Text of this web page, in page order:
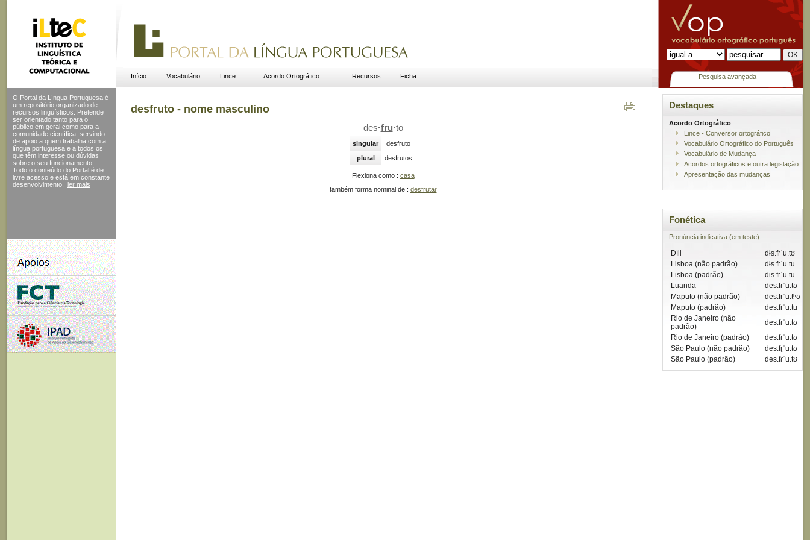
Início Vocabulário Lince Acordo Ortográfico Recursos Ficha Pesquisa avançada
O Portal da Língua Portuguesa é
um repositório organizado de
recursos linguísticos. Pretende
ser orientado tanto para o
público em geral como para a
comunidade científica, servindo
de apoio a quem trabalha com a
língua portuguesa e a todos os
que têm interesse ou dúvidas
sobre o seu funcionamento.
Todo o conteúdo do Portal é de
livre acesso e está em constante
desenvolvimento.
ler mais
desfruto - nome masculino
des·fru·to
singular
desfruto
plural
desfrutos
Flexiona como : casa
também forma nominal de : desfrutar
Destaques
Acordo Ortográfico
Lince - Conversor ortográfico
Vocabulário Ortográfico do Português
Vocabulário de Mudança
Acordos ortográficos e outra legislação
Apresentação das mudanças
Fonética
Pronúncia indicativa (em teste)
Díli
dɨs.fɾˈu.tʊ
Lisboa (não padrão)
dɨs.fɾˈu.tu
Lisboa (padrão)
dɨs.fɾˈu.tu
Luanda
des.fɾˈu.tʊ
Maputo (não padrão)
des.frˈu.tʰʊ
Maputo (padrão)
des.frˈu.tu
Rio de Janeiro (não
padrão)
des.fɾˈu.tʊ
Rio de Janeiro (padrão)
des.fɾˈu.tʊ
São Paulo (não padrão)
des.fɽˈu.tʊ
São Paulo (padrão)
des.fɾˈu.tʊ